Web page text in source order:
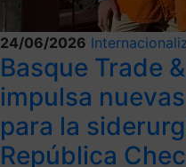
24/06/2026
Basque Trade
impulsa
para la
República